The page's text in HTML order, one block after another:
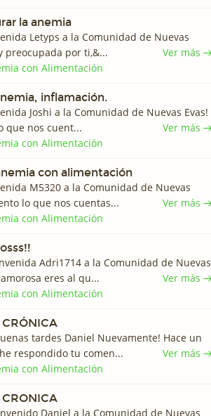
la anemia
Letyps a la Comunidad de Nuevas
preocupada por ti,&...
Ver más
con Alimentación
inflamación.
Joshi a la Comunidad de Nuevas Evas!
que nos cuent...
Ver más
con Alimentación
con alimentación
M5320 a la Comunidad de Nuevas
lo que nos cuentas...
Ver más
con Alimentación
Adri1714 a la Comunidad de Nuevas
eres al qu...
Ver más
con Alimentación
tardes Daniel Nuevamente! Hace un
respondido tu comen...
Ver más
con Alimentación
Daniel a la Comunidad de Nuevas